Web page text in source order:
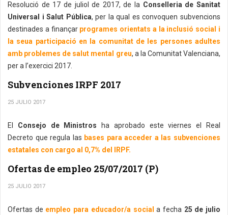
Resolució de 17 de juliol de 2017, de la Conselleria de Sanitat
Universal i Salut Pública, per la qual es convoquen subvencions
destinades a finançar programes orientats a la inclusió social i
la seua participació en la comunitat de les persones adultes
amb problemes de salut mental greu, a la Comunitat Valenciana,
per a l’exercici 2017.
Subvenciones IRPF 2017
25 JULIO 2017
El Consejo de Ministros ha aprobado este viernes el Real
Decreto que regula las bases para acceder a las subvenciones
estatales con cargo al 0,7% del IRPF.
Ofertas de empleo 25/07/2017 (P)
25 JULIO 2017
Ofertas de empleo para educador/a sociala fecha 25 de julio